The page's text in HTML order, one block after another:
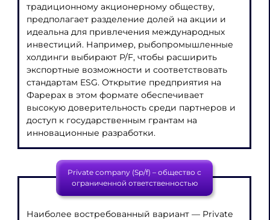
традиционному акционерному обществу,
предполагает разделение долей на акции и
идеальна для привлечения международных
инвестиций. Например, рыбопромышленные
холдинги выбирают P/F, чтобы расширить
экспортные возможности и соответствовать
стандартам ESG. Открытие предприятия на
Фарерах в этом формате обеспечивает
высокую доверительность среди партнеров и
доступ к государственным грантам на
инновационные разработки.
Private company (Sp/f) – общество с
ограниченной ответственностью
Наиболее востребованный вариант — Private